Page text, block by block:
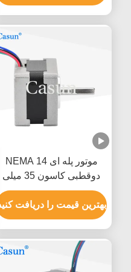
موتور پله ای 14 NEMA
دوقطبی کاسون 35 میلی
متری 12 ولت DC موتور پله
ای
بهترین قیمت را دریافت کنید